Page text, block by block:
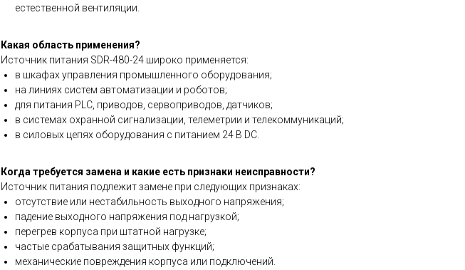
естественной вентиляции.
Какая область применения?
Источник питания SDR-480-24 широко применяется:
в шкафах управления промышленного оборудования;
на линиях систем автоматизации и роботов;
для питания PLC, приводов, сервоприводов, датчиков;
в системах охранной сигнализации, телеметрии и телекоммуникаций;
в силовых цепях оборудования с питанием 24 В DC.
Когда требуется замена и какие есть признаки неисправности?
Источник питания подлежит замене при следующих признаках:
отсутствие или нестабильность выходного напряжения;
падение выходного напряжения под нагрузкой;
перегрев корпуса при штатной нагрузке;
частые срабатывания защитных функций;
механические повреждения корпуса или подключений.